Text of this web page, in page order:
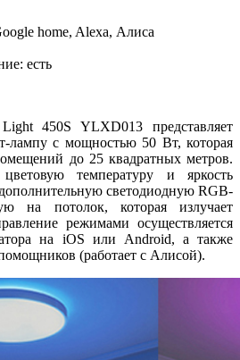
home, Alexa, Алиса
есть
450S YLXD013 представляет
лампу с мощностью 50 Вт, которая
до 25 квадратных метров.
температуру и яркость
светодиодную RGB-
на потолок, которая излучает
режимами осуществляется
на iOS или Android, а также
(работает с Алисой).